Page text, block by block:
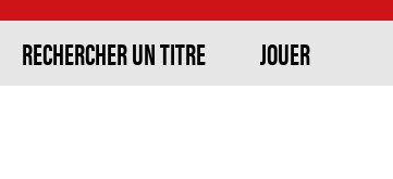
RECHERCHER UN TITRE JOUER